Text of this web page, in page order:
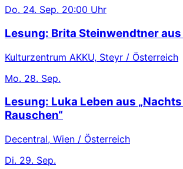
Do. 24. Sep. 20:00 Uhr
Lesung: Brita Steinwendtner aus
Kulturzentrum AKKU, Steyr / Österreich
Mo. 28. Sep.
Lesung: Luka Leben aus
Rauschen“
Decentral, Wien / Österreich
Di. 29. Sep.